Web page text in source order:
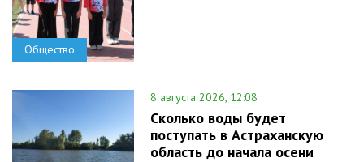
Общество
8 августа 2026, 12:08
Сколько воды будет
поступать в Астраханскую
область до начала осени